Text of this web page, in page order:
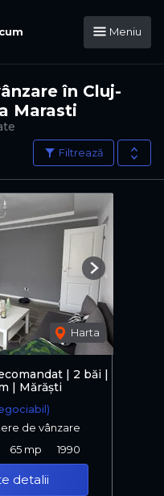
Meniu
în Cluj-
Marasti
Filtrează
Harta
Next
| 2 băi |
| Mărăști
de vânzare
65 mp 1990
detalii